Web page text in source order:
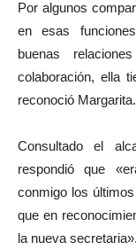
Por algunos
en esas
buenas
colaboración, ella
reconoció Margarita.
Consultado el
respondió que
conmigo los
que en
la nueva secretaria».